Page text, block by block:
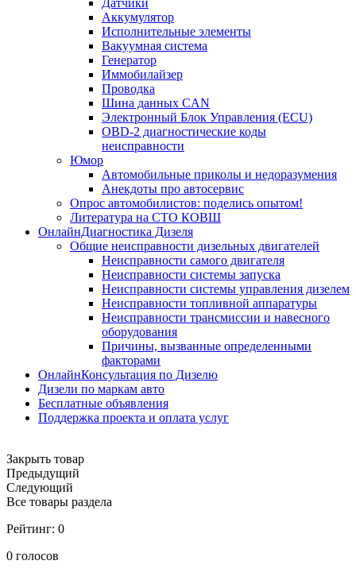
Датчики
Аккумулятор
Исполнительные элементы
Вакуумная система
Генератор
Иммобилайзер
Проводка
Шина данных CAN
Электронный Блок Управления (ECU)
OBD-2 диагностические коды
неисправности
Юмор
Автомобильные приколы и недоразумения
Анекдоты про автосервис
Опрос автомобилистов: поделись опытом!
Литература на СТО КОВШ
ОнлайнДиагностика Дизеля
Общие неисправности дизельных двигателей
Неисправности самого двигателя
Неисправности системы запуска
Неисправности системы управления дизелем
Неисправности топливной аппаратуры
Неисправности трансмиссии и навесного
оборудования
Причины, вызванные определенными
факторами
ОнлайнКонсультация по Дизелю
Дизели по маркам авто
Бесплатные объявления
Поддержка проекта и оплата услуг
Закрыть товар
Предыдущий
Следующий
Все товары раздела
Рейтинг: 0
0 голосов